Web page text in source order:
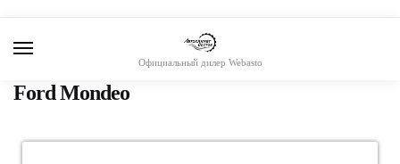
navigation
content
Официальный дилер Webasto
Ford Mondeo